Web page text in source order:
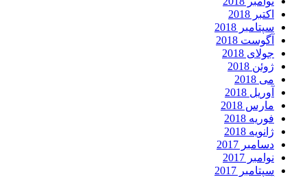
اکتبر 2018
سپتامبر 2018
آگوست 2018
جولای 2018
ژوئن 2018
می 2018
آوریل 2018
مارس 2018
فوریه 2018
ژانویه 2018
دسامبر 2017
نوامبر 2017
سپتامبر 2017